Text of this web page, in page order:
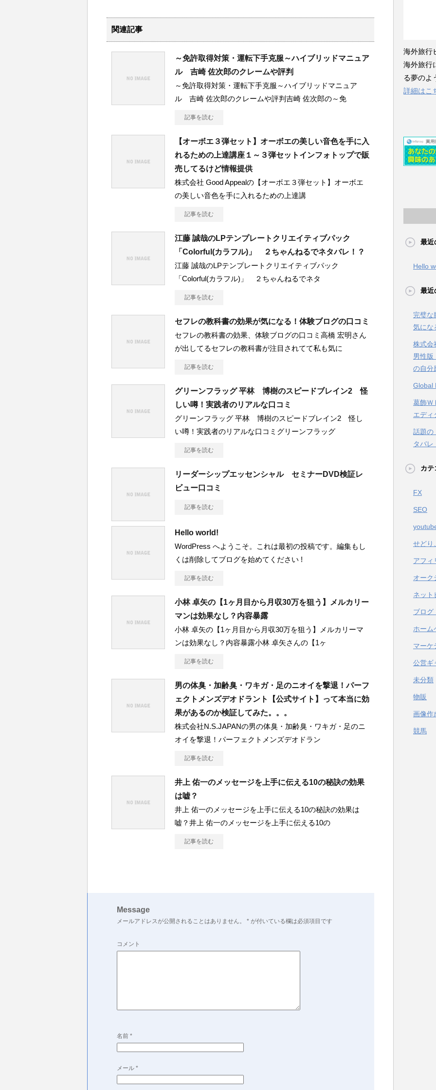
関連記事
～免許取得対策・運転下手克服～ハイブリッドマニュア
ル 吉崎 佐次郎のクレームや評判
～免許取得対策・運転下手克服～ハイブリッドマニュア
ル 吉崎 佐次郎のクレームや評判吉崎 佐次郎の～免
記事を読む
【オーボエ３弾セット】オーボエの美しい音色を手に入
れるための上達講座１～３弾セットインフォトップで販
売してるけど情報提供
株式会社 Good Appealの【オーボエ３弾セット】オーボエ
の美しい音色を手に入れるための上達講
記事を読む
江藤 誠哉のLPテンプレートクリエイティブパック
「Colorful(カラフル)」 ２ちゃんねるでネタバレ！？
江藤 誠哉のLPテンプレートクリエイティブパック
「Colorful(カラフル)」 ２ちゃんねるでネタ
記事を読む
セフレの教科書の効果が気になる！体験ブログの口コミ
セフレの教科書の効果、体験ブログの口コミ高橋 宏明さん
が出してるセフレの教科書が注目されてて私も気に
記事を読む
グリーンフラッグ 平林 博樹のスピードブレイン2 怪
しい噂！実践者のリアルな口コミ
グリーンフラッグ 平林 博樹のスピードブレイン2 怪し
い噂！実践者のリアルな口コミグリーンフラッグ
記事を読む
リーダーシップエッセンシャル セミナーDVD検証レ
ビュー口コミ
記事を読む
Hello world!
WordPress へようこそ。これは最初の投稿です。編集もし
くは削除してブログを始めてください !
記事を読む
小林 卓矢の【1ヶ月目から月収30万を狙う】メルカリー
マンは効果なし？内容暴露
小林 卓矢の【1ヶ月目から月収30万を狙う】メルカリーマ
ンは効果なし？内容暴露小林 卓矢さんの【1ヶ
記事を読む
男の体臭・加齢臭・ワキガ・足のニオイを撃退！パーフ
ェクトメンズデオドラント【公式サイト】って本当に効
果があるのか検証してみた。。。
株式会社N.S.JAPANの男の体臭・加齢臭・ワキガ・足のニ
オイを撃退！パーフェクトメンズデオドラン
記事を読む
井上 佑一のメッセージを上手に伝える10の秘訣の効果
は嘘？
井上 佑一のメッセージを上手に伝える10の秘訣の効果は
嘘？井上 佑一のメッセージを上手に伝える10の
記事を読む
Message
メールアドレスが公開されることはありません。 * が付いている欄は必須項目です
コメント
名前 *
メール *
海外旅行
海外旅行
る夢のよ
詳細はこ
最近
Hello
最近
完璧な
気にな
株式会
男性版
の自分
Global
葛飾Ｗ
エデ
話題の
タバ
カテ
FX
SEO
せどり
アフィ
オーク
ネット
ブログ
ホーム
マーケ
公営ギ
未分類
物販
画像作
競馬